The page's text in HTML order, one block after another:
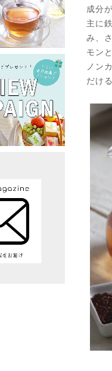
成分
主に
み、
モン
ノン
だけ